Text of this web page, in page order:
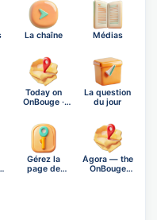
La chaîne Médias
Today on
OnBouge ·
La question
du jour
Gérez la
page de
Ágora — the
OnBouge